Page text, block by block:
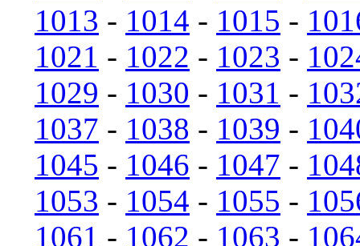
1013 - 1014 - 1015 -
1021 - 1022 - 1023 -
1029 - 1030 - 1031 -
1037 - 1038 - 1039 -
1045 - 1046 - 1047 -
1053 - 1054 - 1055 -
1061 - 1062 - 1063 -